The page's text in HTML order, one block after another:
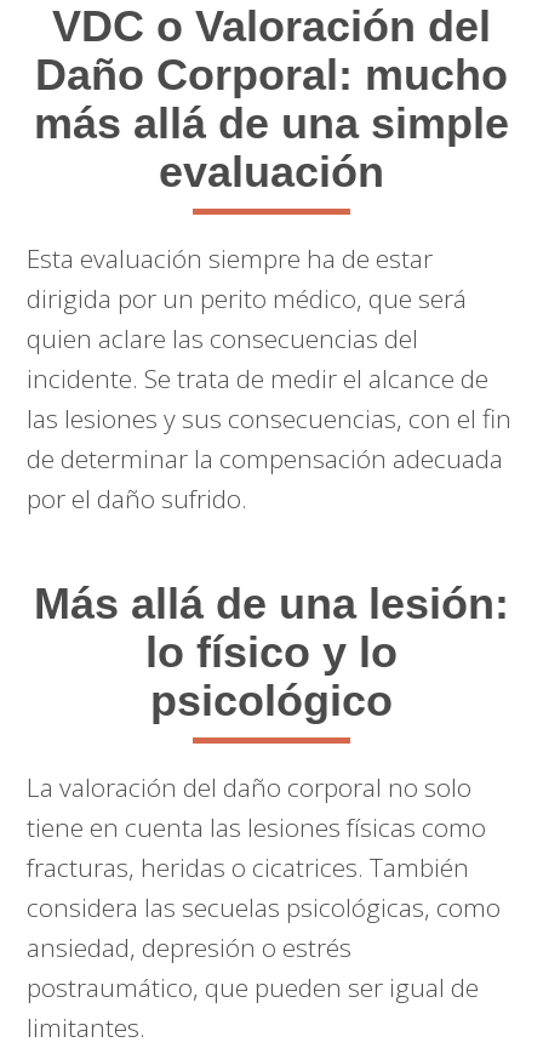
VDC o Valoración del
Daño Corporal: mucho
más allá de una simple
evaluación
Esta evaluación siempre ha de estar
dirigida por un perito médico, que será
quien aclare las consecuencias del
incidente. Se trata de medir el alcance de
las lesiones y sus consecuencias, con el fin
de determinar la compensación adecuada
por el daño sufrido.
Más allá de una lesión:
lo físico y lo
psicológico
La valoración del daño corporal no solo
tiene en cuenta las lesiones físicas como
fracturas, heridas o cicatrices. También
considera las secuelas psicológicas, como
ansiedad, depresión o estrés
postraumático, que pueden ser igual de
limitantes.